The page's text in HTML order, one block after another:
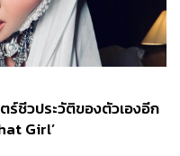
ชีวประวัติของตัวเองอีก
Girl’